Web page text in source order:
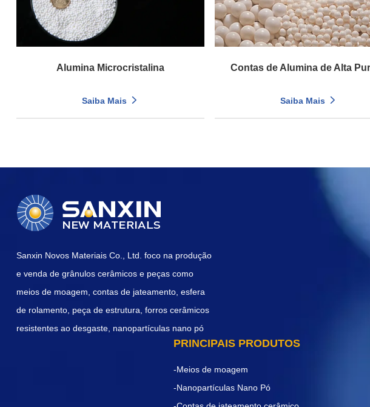
Alumina Microcristalina
Saiba Mais
Contas de Alumina de Alta
Saiba Mais
Sanxin Novos Materiais Co., Ltd. foco na produção
e venda de grânulos cerâmicos e peças como
meios de moagem, contas de jateamento, esfera
de rolamento, peça de estrutura, forros cerâmicos
resistentes ao desgaste, nanopartículas nano pó
PRINCIPAIS PRODUTOS
-Meios de moagem
-Nanopartículas Nano Pó